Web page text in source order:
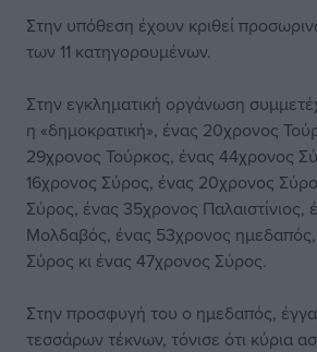
Στην υπόθεση έχουν κριθεί
των 11 κατηγορουμένων.
Στην εγκληματική οργάνωση
η «δημοκρατική», ένας 20χρονος
29χρονος Τούρκος, ένας 44χρονος
16χρονος Σύρος, ένας 20χρονος
Σύρος, ένας 35χρονος Παλαιστίνιος,
Μολδαβός, ένας 53χρονος
Σύρος κι ένας 47χρονος Σύρος.
Στην προσφυγή του ο ημεδαπός,
τεσσάρων τέκνων, τόνισε ότι κύρια